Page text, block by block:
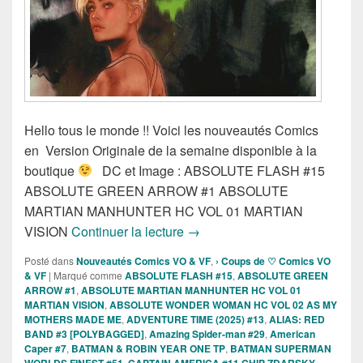
Hello tous le monde !! Voici les nouveautés Comics
en Version Originale de la semaine disponible à la
boutique
DC et Image : ABSOLUTE FLASH #15
ABSOLUTE GREEN ARROW #1 ABSOLUTE
MARTIAN MANHUNTER HC VOL 01 MARTIAN
VISION Continuer la lecture Sortie des comics VO de la
→
Posté dansNouveautés Comics VO & VF, › Coups de ♡ Comics VO
& VF | Marqué comme ABSOLUTE FLASH #15, ABSOLUTE GREEN
ARROW #1, ABSOLUTE MARTIAN MANHUNTER HC VOL 01
MARTIAN VISION, ABSOLUTE WONDER WOMAN HC VOL 02 AS MY
MOTHERS MADE ME, ADVENTURE TIME (2025) #13, ALIAS: RED
BAND #3 [POLYBAGGED], Amazing Spider-man #29, American
Caper #7, BATMAN & ROBIN YEAR ONE TP, BATMAN SUPERMAN